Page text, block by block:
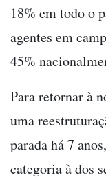
18% em todo o
agentes em
45%
Para retornar à
uma
parada há 7
categoria à dos